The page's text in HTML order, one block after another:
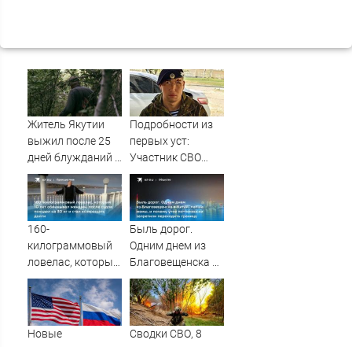
Житель Якутии
выжил после 25
дней блужданий в
тайге
Подробности из
первых уст:
Участник СВО
рассказал, что
спасло его в
схватке с
медведем
160-
килограммовый
ловелас, который
10 лет
обманывал
женщин, после
судов похудел на
Быль дорог.
Одним днем из
Благовещенска в
Китай, лапша,
мемы, и почему
утке по-пекински
запретили
Новые
Сводки СВО, 8